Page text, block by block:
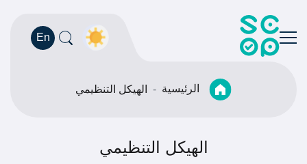
En
الرئيسية الهيكل التنظيمي
الهيكل التنظيمي